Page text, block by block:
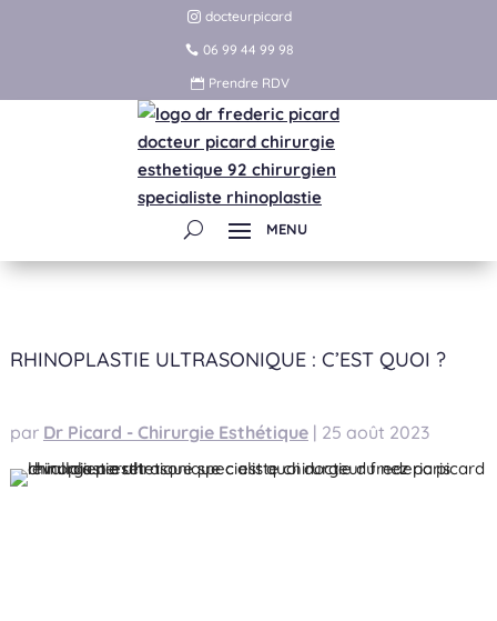
docteurpicard
06 99 44 99 98
Prendre RDV
RHINOPLASTIE ULTRASONIQUE : C’EST QUOI ?
par Dr Picard - Chirurgie Esthétique| 25 août 2023